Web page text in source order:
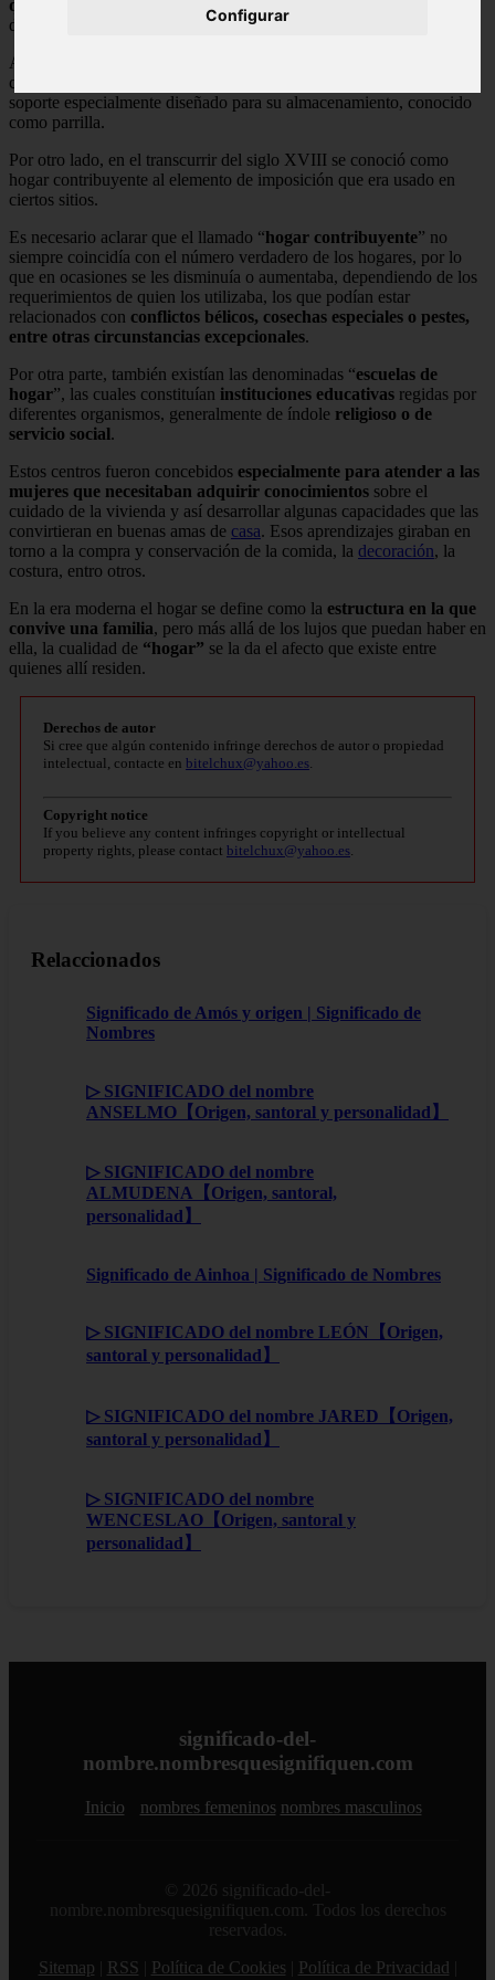
Configurar
que en ellas
se utiliza y por su ubicación en relación con la caldera
de la que forman parte.
Asimismo, los carburantes usados en los hogares se pueden
clasificar como
soporte especialmente diseñado para su almacenamiento, conocido
como parrilla.
Por otro lado, en el transcurrir del siglo XVIII se conoció como
hogar contribuyente al elemento de imposición que era usado en
ciertos sitios.
Es necesario aclarar que el llamado “hogar contribuyente” no
siempre coincidía con el número verdadero de los hogares, por lo
que en ocasiones se les disminuía o aumentaba, dependiendo de los
requerimientos de quien los utilizaba, los que podían estar
relacionados con conflictos bélicos, cosechas especiales o pestes,
entre otras circunstancias excepcionales.
Por otra parte, también existían las denominadas “escuelas de
hogar”, las cuales constituían instituciones educativas regidas por
diferentes organismos, generalmente de índole religioso o de
servicio social.
Estos centros fueron concebidos especialmente para atender a las
mujeres que necesitaban adquirir conocimientos sobre el
cuidado de la vivienda y así desarrollar algunas capacidades que las
convirtieran en buenas amas de casa. Esos aprendizajes giraban en
torno a la compra y conservación de la comida, la decoración, la
costura, entro otros.
En la era moderna el hogar se define como la estructura en la que
convive una familia, pero más allá de los lujos que puedan haber en
ella, la cualidad de “hogar” se la da el afecto que existe entre
quienes allí residen.
Derechos de autor
Si cree que algún contenido infringe derechos de autor o propiedad
intelectual, contacte en bitelchux@yahoo.es
Copyright notice
If you believe any content infringes copyright or intellectual
property rights, please contact bitelchux@yahoo.es
Relaccionados
Significado de Amós y origen | Significado de
Nombres
▷ SIGNIFICADO del nombre
ANSELMO【Origen, santoral y personalidad】
▷ SIGNIFICADO del nombre
ALMUDENA【Origen, santoral,
personalidad】
Significado de Ainhoa | Significado de Nombres
▷ SIGNIFICADO del nombre LEÓN【Origen,
santoral y personalidad】
▷ SIGNIFICADO del nombre JARED【Origen,
santoral y personalidad】
▷ SIGNIFICADO del nombre
WENCESLAO【Origen, santoral y
personalidad】
significado-del-
nombre.nombresquesignifiquen.com
Inicio nombres femeninos nombres masculinos
© 2026 significado-del-
nombre.nombresquesignifiquen.com. Todos los derechos
reservados.
Sitemap
RSS Política de Cookies Política de Privacidad